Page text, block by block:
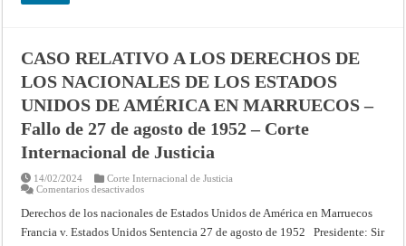
–
Corte
Internacional
de
Justicia
CASO RELATIVO A LOS DERECHOS DE
LOS NACIONALES DE LOS ESTADOS
UNIDOS DE AMÉRICA EN MARRUECOS –
Fallo de 27 de agosto de 1952 – Corte
Internacional de Justicia
14/02/2024
Corte Internacional de Justicia
Comentarios desactivadosen
RELATIVO
A
LOS
Derechos de los nacionales de Estados Unidos de América en Marruecos
Francia v. Estados Unidos Sentencia 27 de agosto de 1952 Presidente: Sir